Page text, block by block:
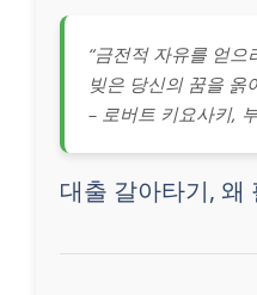
“금전적 자유를 얻으
빚은 당신의 꿈을 옭
– 로버트 키요사키,
대출 갈아타기, 왜